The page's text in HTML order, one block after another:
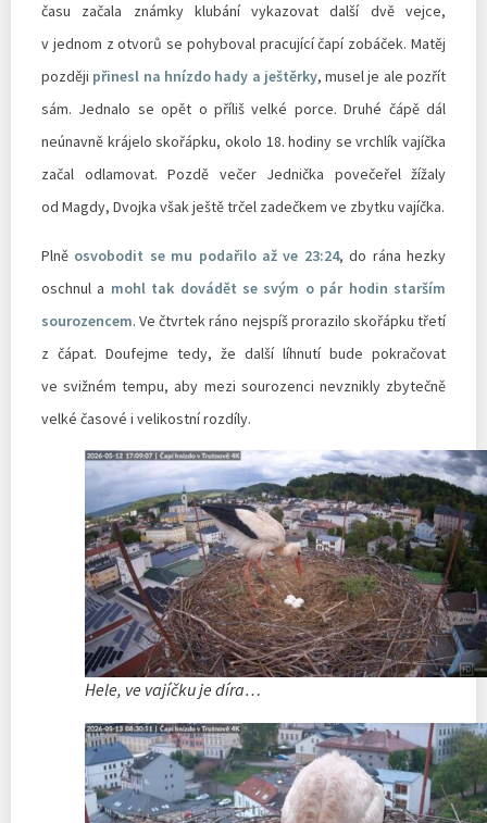
času začala známky klubání vykazovat další dvě vejce,
v jednom z otvorů se pohyboval pracující čapí zobáček. Matěj
později přinesl na hnízdo hady a ještěrky, musel je ale pozřít
sám. Jednalo se opět o příliš velké porce. Druhé čápě dál
neúnavně krájelo skořápku, okolo 18. hodiny se vrchlík vajíčka
začal odlamovat. Pozdě večer Jednička povečeřel žížaly
od Magdy, Dvojka však ještě trčel zadečkem ve zbytku vajíčka.
Plně osvobodit se mu podařilo až ve 23:24, do rána hezky
oschnul a mohl tak dovádět se svým o pár hodin starším
sourozencem. Ve čtvrtek ráno nejspíš prorazilo skořápku třetí
z čápat. Doufejme tedy, že další líhnutí bude pokračovat
ve svižném tempu, aby mezi sourozenci nevznikly zbytečně
velké časové i velikostní rozdíly.
Hele, ve vajíčku je díra…